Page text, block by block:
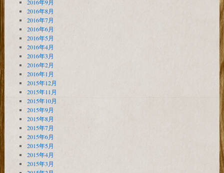
2016年9月
2016年8月
2016年7月
2016年6月
2016年5月
2016年4月
2016年3月
2016年2月
2016年1月
2015年12月
2015年11月
2015年10月
2015年9月
2015年8月
2015年7月
2015年6月
2015年5月
2015年4月
2015年3月